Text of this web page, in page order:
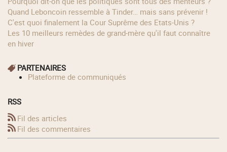
Quand Leboncoin ressemble à Tinder… mais sans prévenir !
C'est quoi finalement la Cour Suprême des Etats-Unis ?
Les 10 meilleurs remèdes de grand-mère qu'il faut connaître
en hiver
PARTENAIRES
Plateforme de communiqués
RSS
Fil des articles
Fil des commentaires